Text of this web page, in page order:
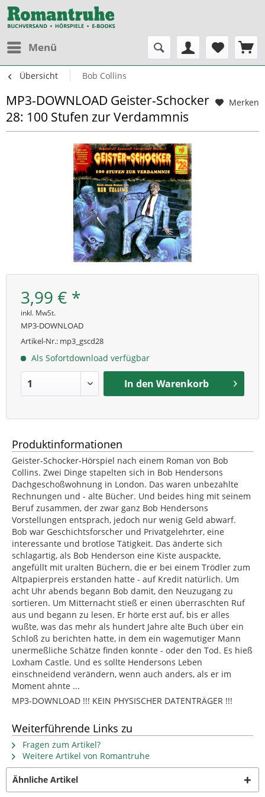
Menü
Übersicht Bob Collins
Merken
MP3-DOWNLOAD Geister-Schocker
28: 100 Stufen zur Verdammnis
3,99 € *
inkl. MwSt.
MP3-DOWNLOAD
Artikel-Nr.: mp3_gscd28
Als Sofortdownload verfügbar
In den Warenkorb
Produktinformationen
Geister-Schocker-Hörspiel nach einem Roman von Bob
Collins. Zwei Dinge stapelten sich in Bob Hendersons
Dachgeschoßwohnung in London. Das waren unbezahlte
Rechnungen und - alte Bücher. Und beides hing mit seinem
Beruf zusammen, der zwar ganz Bob Hendersons
Vorstellungen entsprach, jedoch nur wenig Geld abwarf.
Bob war Geschichtsforscher und Privatgelehrter, eine
interessante und brotlose Tätigkeit. Das änderte sich
schlagartig, als Bob Henderson eine Kiste auspackte,
angefüllt mit uralten Büchern, die er bei einem Trödler zum
Altpapierpreis erstanden hatte - auf Kredit natürlich. Um
acht Uhr abends begann Bob damit, den Neuzugang zu
sortieren. Um Mitternacht stieß er einen überraschten Ruf
aus und begann zu lesen. Er hörte erst auf, bis er alles
wußte, was das mehr als hundert Jahre alte Buch über ein
Schloß zu berichten hatte, in dem ein wagemutiger Mann
unermeßliche Schätze finden konnte - oder den Tod. Es hieß
Loxham Castle. Und es sollte Hendersons Leben
einschneidend verändern, wenn auch anders, als er im
Moment ahnte ...
MP3-DOWNLOAD !!! KEIN PHYSISCHER DATENTRÄGER !!!
Weiterführende Links zu
Fragen zum Artikel?
Weitere Artikel von Romantruhe
Ähnliche Artikel